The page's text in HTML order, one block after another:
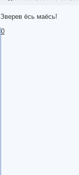
Зверев ёсь маёсь!
0